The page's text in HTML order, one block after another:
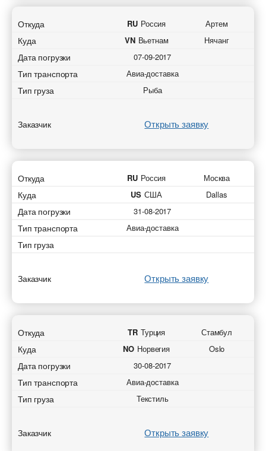
Откуда RU Россия Артем
Куда VN Вьетнам Нячанг
Дата погрузки 07-09-2017
Тип транспорта Авиа-доставка
Тип груза Рыба
Заказчик Открыть заявку
Откуда RU Россия Москва
Куда US США Dallas
Дата погрузки 31-08-2017
Тип транспорта Авиа-доставка
Тип груза
Заказчик Открыть заявку
Откуда TR Турция Стамбул
Куда NO Норвегия Oslo
Дата погрузки 30-08-2017
Тип транспорта Авиа-доставка
Тип груза Текстиль
Заказчик Открыть заявку